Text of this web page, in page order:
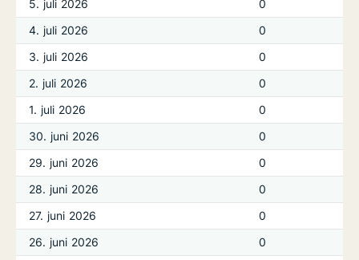
5. juli 2026
0
4. juli 2026
0
3. juli 2026
0
2. juli 2026
0
1. juli 2026
0
30. juni 2026
0
29. juni 2026
0
28. juni 2026
0
27. juni 2026
0
26. juni 2026
0